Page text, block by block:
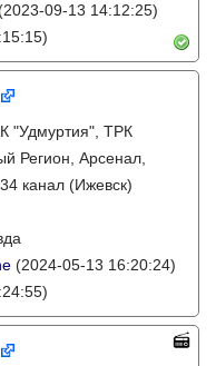
(2023-09-13 14:12:25)
"Удмуртия", ТРК
Регион, Арсенал,
канал (Ижевск)
(2024-05-13 16:20:24)